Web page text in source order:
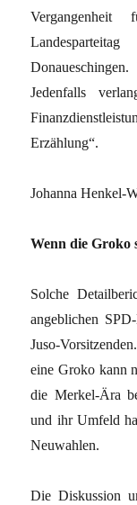
Jedenfalls
Erzählung“.
Johanna Henkel-
Wenn die Groko
Solche
angeblichen
Juso-
eine Groko kann
die Merkel-Ära
und ihr Umfeld
Neuwahlen.
Die Diskussion